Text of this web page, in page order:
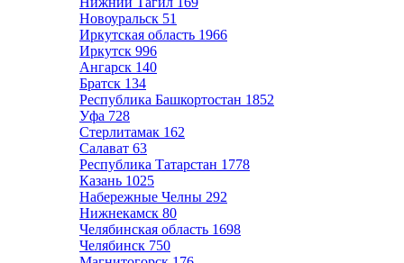
Новоуральск 51
Иркутская область 1966
Иркутск 996
Ангарск 140
Братск 134
Республика Башкортостан 1852
Уфа 728
Стерлитамак 162
Салават 63
Республика Татарстан 1778
Казань 1025
Набережные Челны 292
Нижнекамск 80
Челябинская область 1698
Челябинск 750